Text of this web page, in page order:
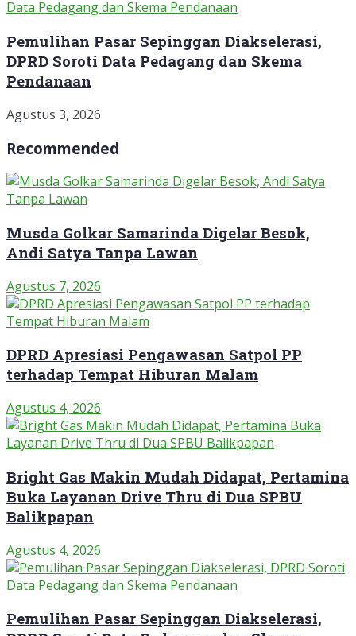
Pemulihan Pasar Sepinggan Diakselerasi,
DPRD Soroti Data Pedagang dan Skema
Pendanaan
Agustus 3, 2026
Recommended
Musda Golkar Samarinda Digelar Besok,
Andi Satya Tanpa Lawan
Agustus 7, 2026
DPRD Apresiasi Pengawasan Satpol PP
terhadap Tempat Hiburan Malam
Agustus 4, 2026
Bright Gas Makin Mudah Didapat, Pertamina
Buka Layanan Drive Thru di Dua SPBU
Balikpapan
Agustus 4, 2026
Pemulihan Pasar Sepinggan Diakselerasi,